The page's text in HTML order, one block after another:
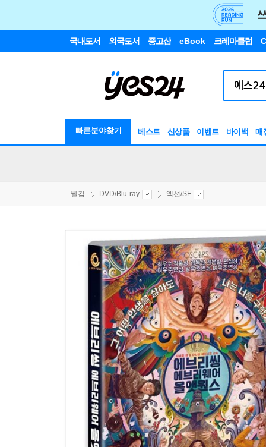
국내도서 외국도서 중고샵 eBook 크레마클럽
빠른분야찾기 베스트 신상품 이벤트 바이백 매
웰컴 DVD/Blu-ray 액션/SF